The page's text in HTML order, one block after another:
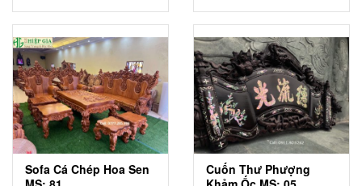
Sofa Cá Chép Hoa Sen
Cuốn Thư Phượng